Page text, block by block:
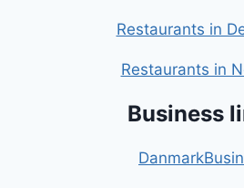
Restaurants in
Restaurants in
Business